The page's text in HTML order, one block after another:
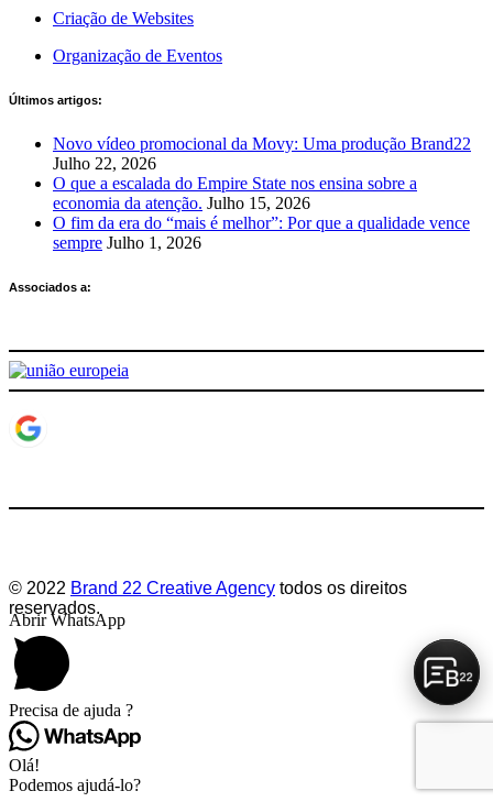
Criação de Websites
Organização de Eventos
Últimos artigos:
Novo vídeo promocional da Movy: Uma produção Brand22
Julho 22, 2026
O que a escalada do Empire State nos ensina sobre a
economia da atenção. Julho 15, 2026
O fim da era do “mais é melhor”: Por que a qualidade vence
sempre Julho 1, 2026
Associados a:
© 2022 Brand 22 Creative Agency todos os direitos
reservados.
Abrir WhatsApp
Precisa de ajuda ?
Olá!
Podemos ajudá-lo?